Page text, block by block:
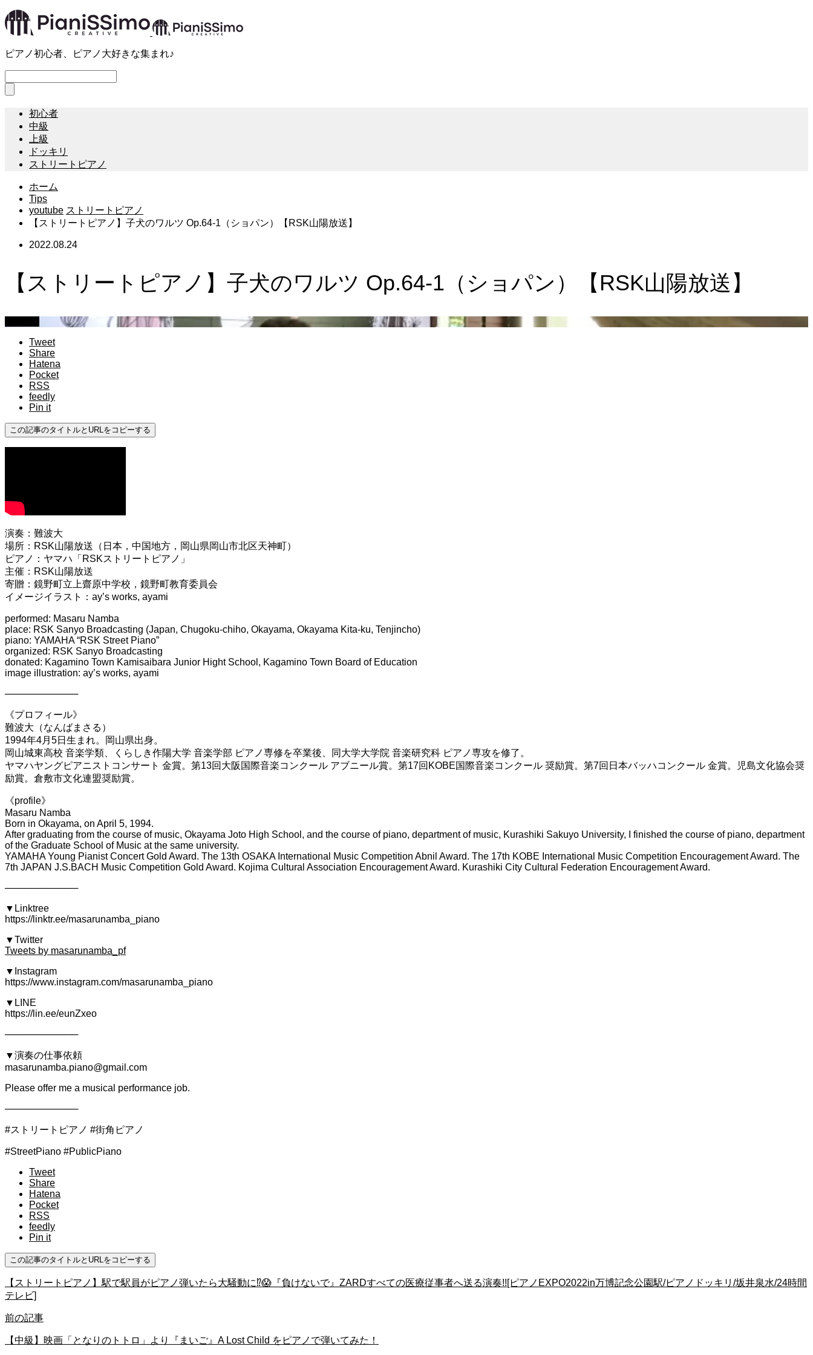
ピアノ初心者、ピアノ大好きな集まれ♪
初心者
中級
上級
ドッキリ
ストリートピアノ
ホーム
Tips
youtube ストリートピアノ
【ストリートピアノ】子犬のワルツ Op.64-1（ショパン）【RSK山陽放送】
2022.08.24
【ストリートピアノ】子犬のワルツ Op.64-1（ショパン）【RSK山陽放送】
Tweet
Share
Hatena
Pocket
RSS
feedly
Pin it
この記事のタイトルとURLをコピーする
演奏：難波大
場所：RSK山陽放送（日本，中国地方，岡山県岡山市北区天神町）
ピアノ：ヤマハ「RSKストリートピアノ」
主催：RSK山陽放送
寄贈：鏡野町立上齋原中学校，鏡野町教育委員会
イメージイラスト：ay’s works, ayami
performed: Masaru Namba
place: RSK Sanyo Broadcasting (Japan, Chugoku-chiho, Okayama, Okayama Kita-ku, Tenjincho)
piano: YAMAHA “RSK Street Piano”
organized: RSK Sanyo Broadcasting
donated: Kagamino Town Kamisaibara Junior Hight School, Kagamino Town Board of Education
image illustration: ay’s works, ayami
───────────
《プロフィール》
難波大（なんばまさる）
1994年4月5日生まれ。岡山県出身。
岡山城東高校 音楽学類、くらしき作陽大学 音楽学部 ピアノ専修を卒業後、同大学大学院 音楽研究科 ピアノ専攻を修了。
ヤマハヤングピアニストコンサート 金賞。第13回大阪国際音楽コンクール アブニール賞。第17回KOBE国際音楽コンクール 奨励賞。第7回日本バッハコンクール 金賞。児島文化協会奨
励賞。倉敷市文化連盟奨励賞。
《profile》
Masaru Namba
Born in Okayama, on April 5, 1994.
After graduating from the course of music, Okayama Joto High School, and the course of piano, department of music, Kurashiki Sakuyo University, I finished the course of piano, department
of the Graduate School of Music at the same university.
YAMAHA Young Pianist Concert Gold Award. The 13th OSAKA International Music Competition Abnil Award. The 17th KOBE International Music Competition Encouragement Award. The
7th JAPAN J.S.BACH Music Competition Gold Award. Kojima Cultural Association Encouragement Award. Kurashiki City Cultural Federation Encouragement Award.
───────────
▼Linktree
https://linktr.ee/masarunamba_piano
▼Twitter
Tweets by masarunamba_pf
▼Instagram
https://www.instagram.com/masarunamba_piano
▼LINE
https://lin.ee/eunZxeo
───────────
▼演奏の仕事依頼
masarunamba.piano@gmail.com
Please offer me a musical performance job.
───────────
#ストリートピアノ #街角ピアノ
#StreetPiano #PublicPiano
Tweet
Share
Hatena
Pocket
RSS
feedly
Pin it
この記事のタイトルとURLをコピーする
【ストリートピアノ】駅で駅員がピアノ弾いたら大騒動に⁉️😱『負けないで』ZARDすべての医療従事者へ送る演奏!![ピアノEXPO2022in万博記念公園駅/ピアノドッキリ/坂井泉水/24時間
テレビ]
前の記事
【中級】映画「となりのトトロ」より『まいご』A Lost Child をピアノで弾いてみた！